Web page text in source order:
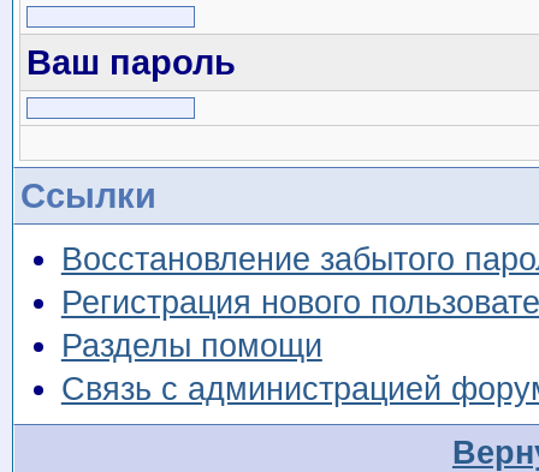
Ваш пароль
Ссылки
Восстановление забытого
Регистрация нового
Разделы помощи
Связь с администрацией